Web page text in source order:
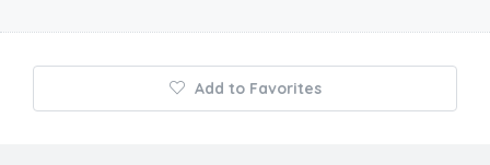
Add to Favorites